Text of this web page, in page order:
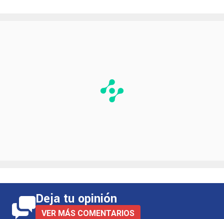
Deja tu opinión
VER MÁS COMENTARIOS